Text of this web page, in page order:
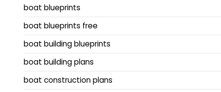
boat blueprints
boat blueprints free
boat building blueprints
boat building plans
boat construction plans